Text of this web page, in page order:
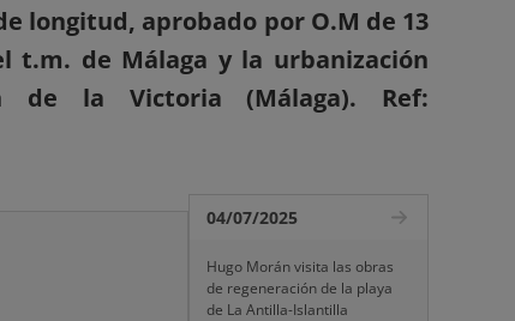
longitud, aprobado por O.M de 13
t.m. de Málaga y la urbanización
de la Victoria (Málaga). Ref:
04/07/2025
Hugo Morán visita las obras
de regeneración de la playa
de La Antilla-Islantilla